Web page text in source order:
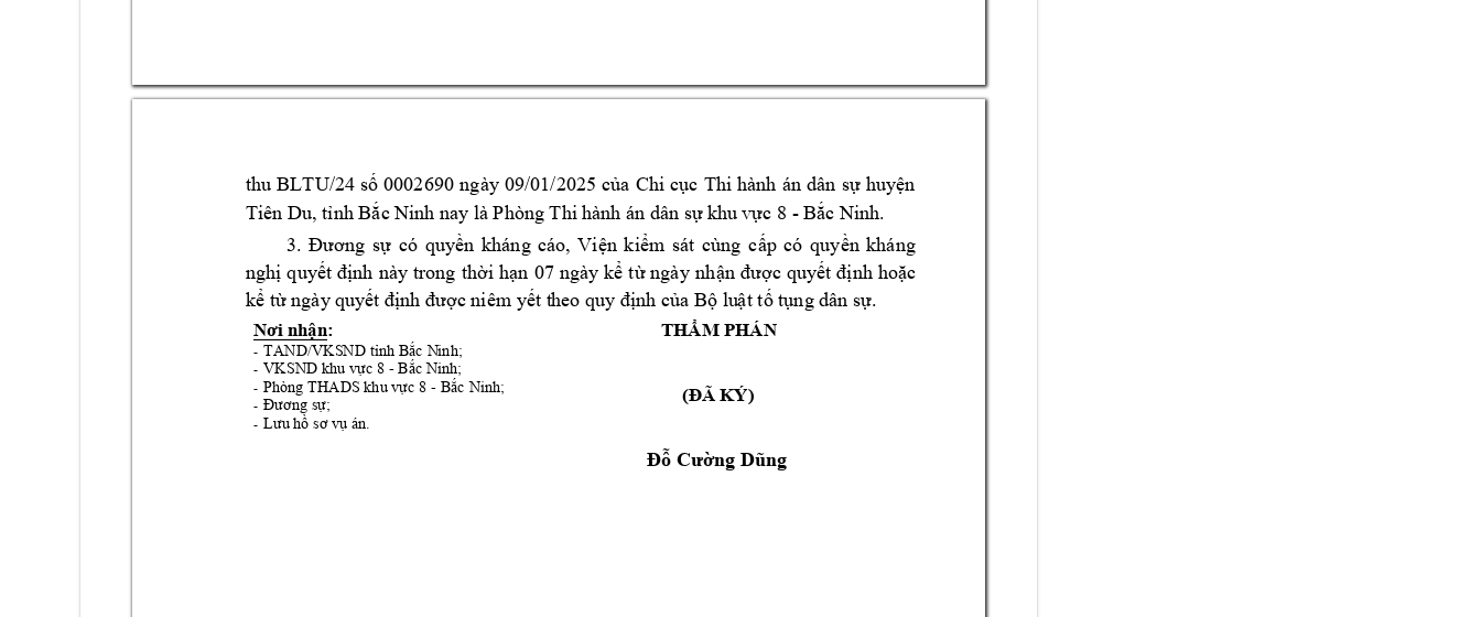
thu BLTU/24 số 0002690 ngày 09/01/2025 của Chi cục Thi hành án dân sự huyện
Tiên Du, tỉnh Bắc Ninh nay là Phòng Thi hành án dân sự khu vực 8 - Bắc Ninh.
3. Đương sự có quyền kháng cáo, Viện kiểm sát cùng cấp có quyền kháng
nghị quyết định này trong thời hạn 07 ngày kể từ ngày nhận được quyết định hoặc
kể từ ngày quyết định được niêm yết theo quy định của Bộ luật tố tụng dân sự.
Nơi nhận:
- TAND/VKSND tỉnh Bắc Ninh;
- VKSND khu vực 8 - Bắc Ninh;
- Phòng THADS khu vực 8 - Bắc Ninh;
- Đương sự;
- Lưu hồ sơ vụ án.
THẨM PHÁN
(ĐÃ KÝ)
Đỗ Cường Dũng